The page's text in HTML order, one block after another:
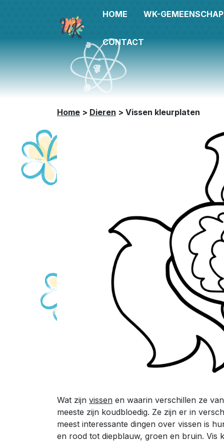
HOME WK-GEMEENSCHAP
CONTACT
Home > Dieren > Vissen kleurplaten
Wat zijn vissen en waarin verschillen ze
meeste zijn koudbloedig. Ze zijn er in
meest interessante dingen over vissen is
en rood tot diepblauw, groen en bruin. Vis